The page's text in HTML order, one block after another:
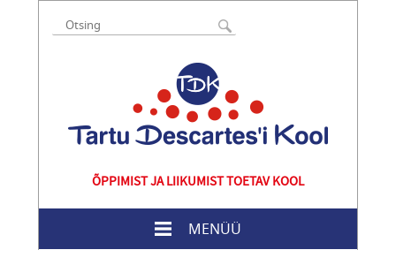
ÕPPIMIST JA LIIKUMIST TOETAV KOOL
MENÜÜ